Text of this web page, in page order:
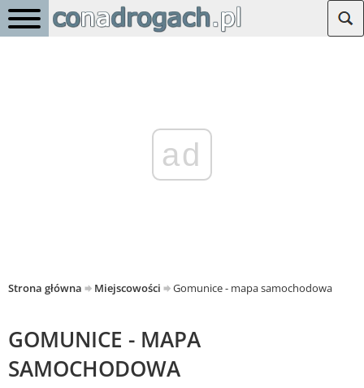
ad
Strona główna Miejscowości Gomunice - mapa samochodowa
GOMUNICE - MAPA
SAMOCHODOWA